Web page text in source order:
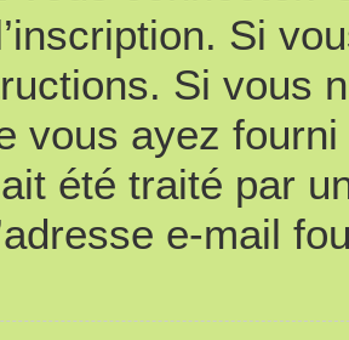
Si
Si vous
vous ayez
ait été traité par
e-mail